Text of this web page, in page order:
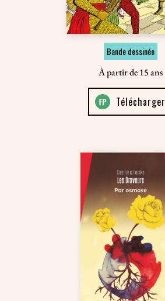
Bande dessinée
À partir de 15 ans
Télécharger